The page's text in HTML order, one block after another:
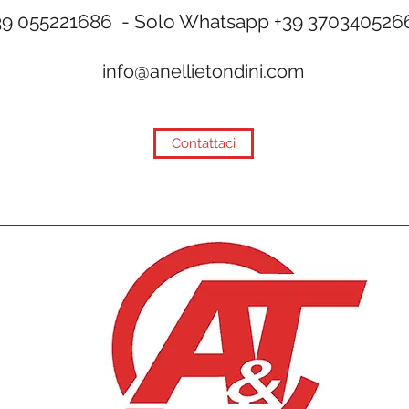
Contattaci
info@anellietondini.com
055221686 - Solo Whatsapp +39